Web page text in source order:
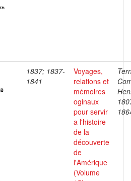
1837; 1837-
1841
Voyages,
relations et
mémoires
oginaux
pour servir
a l'histoire
de la
découverte
de
l'Amérique
(Volume